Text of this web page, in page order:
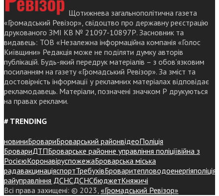
Щотижнева загальнополітична газета
«Громадський Ревізор», свідоцтво про державну реєстрацію
друкованого ЗМІ КВ № 21097-10897Р. Засновник та
видавець: ТОВ «Незалежна інформаційна компанія «Голос
Київщини» Редакція може не поділяти думку авторів
публікацій. Будь-який передрук матеріалів – з обов’язковим
посиланням на газету «Громадський Ревізор». За зміст та
достовірність інформації у рекламних матеріалах відповідає
рекламодавець. Матеріали, позначені значком Р друкуються
на правах реклами.
# TRENDING
новиниБровариБроварський районвідеоПоліція
БровариДТПБроварське районне управління поліціївійна з
РосієюКоронавіруспожежаБроварська міська
радавакцинаціяспортТребухівБроваритепловодоенергіяполіція
райуправління ДСНСДСНСбюджетКняжичі
Всі права захищені: © 2023, «Громадський Ревізор»